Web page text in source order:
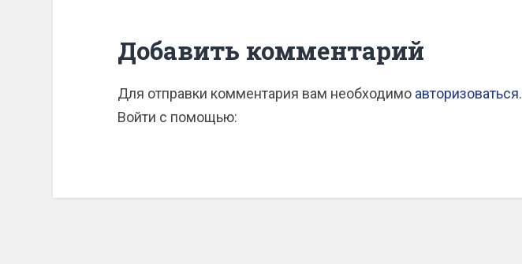
Добавить комментарий
Для отправки комментария вам необходимо авторизоваться.
Войти с помощью: